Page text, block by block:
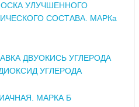
УЛУЧШЕННОГО
СОСТАВА. МАРКа
ДВУОКИСЬ УГЛЕРОДА
УГЛЕРОДА
МАРКА Б